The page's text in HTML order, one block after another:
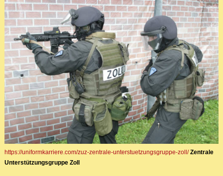
https://uniformkarriere.com/zuz-zentrale-unterstuetzungsgruppe-zoll/ Zentrale
Unterstützungsgruppe Zoll